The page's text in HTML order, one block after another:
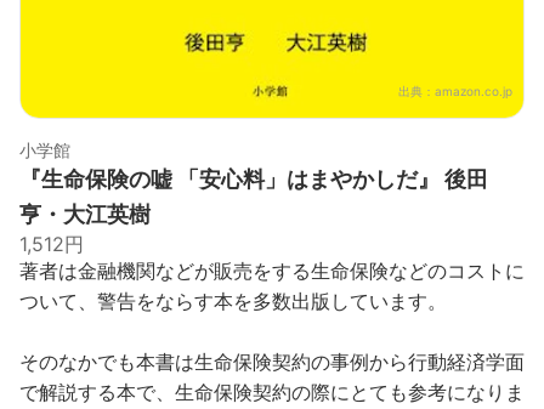
出典： amazon.co.jp
小学館
『生命保険の嘘 「安心料」はまやかしだ』 後田
亨・大江英樹
1,512円
著者は金融機関などが販売をする生命保険などのコストに
ついて、警告をならす本を多数出版しています。
そのなかでも本書は生命保険契約の事例から行動経済学面
で解説する本で、生命保険契約の際にとても参考になりま